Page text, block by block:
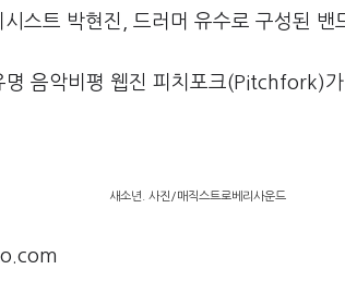
스트 박현진, 드러머 유수로 구성된 밴
명 음악비평 웹진 피치포크(Pitchfork)
새소년. 사진/매직스트로베리사운드